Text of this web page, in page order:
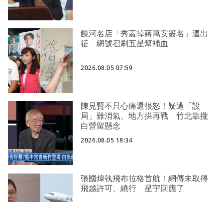
饒河名店「秀蓋掉蔣萬安簽名」遭出
征 網號召刷五星幫補血
2026.08.05 07:59
陳見賢不只心痛還很怒！疑遭「設
局」難消氣、地方拱再戰 竹北靠攏
白營留懸念
2026.08.05 18:34
張國煒執飛布拉格首航！網傳未取得
飛越許可、繞行 星宇回應了